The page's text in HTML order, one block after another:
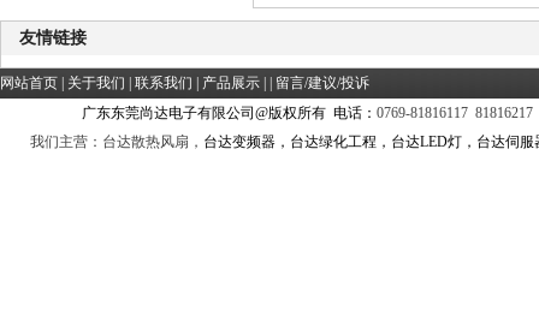
友情链接
网站首页 关于我们 联系我们 产品展示
留言/建议/投诉
广东东莞尚达电子有限公司@版权所有 电话： 0769-81816117 81816217
我们主营：台达散热风扇， 台达变频器，台达绿化工程，台达LED灯，台达伺